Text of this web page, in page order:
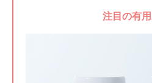
注目の有